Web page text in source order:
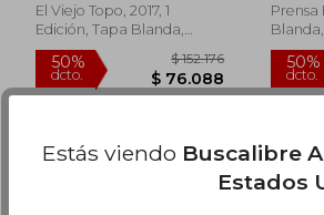
50%
dcto. $ 68.147
El Viejo Topo, 2017, 1
Edición, Tapa Blanda,
Nuevo
Prensa
Blanda,
Estás viendo Buscalibre
Estados